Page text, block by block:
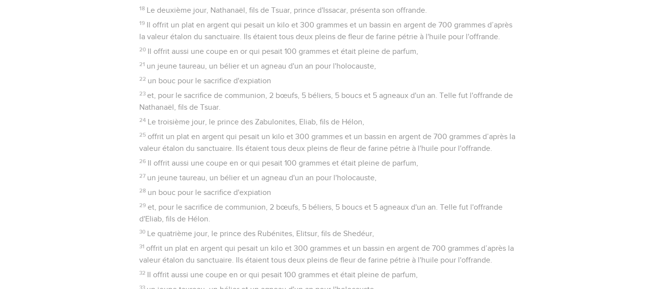
18 Le deuxième jour, Nathanaël, fils de Tsuar, prince d'Issacar, présenta son offrande.
19 Il offrit un plat en argent qui pesait un kilo et 300 grammes et un bassin en argent de 700 grammes d’après
la valeur étalon du sanctuaire. Ils étaient tous deux pleins de fleur de farine pétrie à l'huile pour l'offrande.
20 Il offrit aussi une coupe en or qui pesait 100 grammes et était pleine de parfum,
21 un jeune taureau, un bélier et un agneau d'un an pour l'holocauste,
22 un bouc pour le sacrifice d'expiation
23 et, pour le sacrifice de communion, 2 bœufs, 5 béliers, 5 boucs et 5 agneaux d'un an. Telle fut l'offrande de
Nathanaël, fils de Tsuar.
24 Le troisième jour, le prince des Zabulonites, Eliab, fils de Hélon,
25 offrit un plat en argent qui pesait un kilo et 300 grammes et un bassin en argent de 700 grammes d’après la
valeur étalon du sanctuaire. Ils étaient tous deux pleins de fleur de farine pétrie à l'huile pour l'offrande.
26 Il offrit aussi une coupe en or qui pesait 100 grammes et était pleine de parfum,
27 un jeune taureau, un bélier et un agneau d'un an pour l'holocauste,
28 un bouc pour le sacrifice d'expiation
29 et, pour le sacrifice de communion, 2 bœufs, 5 béliers, 5 boucs et 5 agneaux d'un an. Telle fut l'offrande
d'Eliab, fils de Hélon.
30 Le quatrième jour, le prince des Rubénites, Elitsur, fils de Shedéur,
31 offrit un plat en argent qui pesait un kilo et 300 grammes et un bassin en argent de 700 grammes d’après la
valeur étalon du sanctuaire. Ils étaient tous deux pleins de fleur de farine pétrie à l'huile pour l'offrande.
32 Il offrit aussi une coupe en or qui pesait 100 grammes et était pleine de parfum,
33